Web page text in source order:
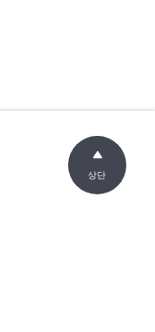
상단